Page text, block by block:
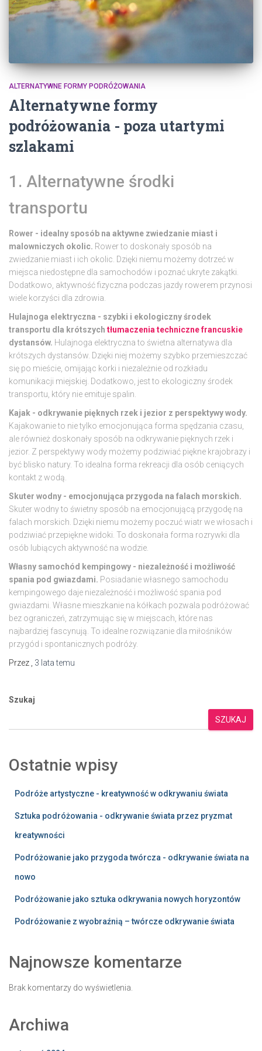
ALTERNATYWNE FORMY PODRÓŻOWANIA
Alternatywne formy
podróżowania - poza utartymi
szlakami
1. Alternatywne środki
transportu
Rower - idealny sposób na aktywne zwiedzanie miast i
malowniczych okolic. Rower to doskonały sposób na
zwiedzanie miast i ich okolic. Dzięki niemu możemy dotrzeć w
miejsca niedostępne dla samochodów i poznać ukryte zakątki.
Dodatkowo, aktywność fizyczna podczas jazdy rowerem przynosi
wiele korzyści dla zdrowia.
Hulajnoga elektryczna - szybki i ekologiczny środek
transportu dla krótszych tłumaczenia techniczne francuskie
dystansów. Hulajnoga elektryczna to świetna alternatywa dla
krótszych dystansów. Dzięki niej możemy szybko przemieszczać
się po mieście, omijając korki i niezależnie od rozkładu
komunikacji miejskiej. Dodatkowo, jest to ekologiczny środek
transportu, który nie emituje spalin.
Kajak - odkrywanie pięknych rzek i jezior z perspektywy wody.
Kajakowanie to nie tylko emocjonująca forma spędzania czasu,
ale również doskonały sposób na odkrywanie pięknych rzek i
jezior. Z perspektywy wody możemy podziwiać piękne krajobrazy i
być blisko natury. To idealna forma rekreacji dla osób ceniących
kontakt z wodą.
Skuter wodny - emocjonująca przygoda na falach morskich.
Skuter wodny to świetny sposób na emocjonującą przygodę na
falach morskich. Dzięki niemu możemy poczuć wiatr we włosach i
podziwiać przepiękne widoki. To doskonała forma rozrywki dla
osób lubiących aktywność na wodzie.
Własny samochód kempingowy - niezależność i możliwość
spania pod gwiazdami. Posiadanie własnego samochodu
kempingowego daje niezależność i możliwość spania pod
gwiazdami. Własne mieszkanie na kółkach pozwala podróżować
bez ograniczeń, zatrzymując się w miejscach, które nas
najbardziej fascynują. To idealne rozwiązanie dla miłośników
przygód i spontanicznych podróży.
Przez
3 latatemu
Szukaj
SZUKAJ
Ostatnie wpisy
Podróże artystyczne - kreatywność w odkrywaniu świata
Sztuka podróżowania - odkrywanie świata przez pryzmat
kreatywności
Podróżowanie jako przygoda twórcza - odkrywanie świata na
nowo
Podróżowanie jako sztuka odkrywania nowych horyzontów
Podróżowanie z wyobraźnią – twórcze odkrywanie świata
Najnowsze komentarze
Brak komentarzy do wyświetlenia.
Archiwa